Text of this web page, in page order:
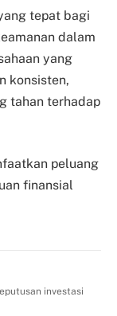
tepat bagi
dalam
yang
konsisten,
tahan terhadap
peluang
finansial
investasi